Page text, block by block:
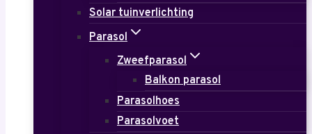
Solar tuinverlichting
Parasol
Zweefparasol
Balkon parasol
Parasolhoes
Parasolvoet